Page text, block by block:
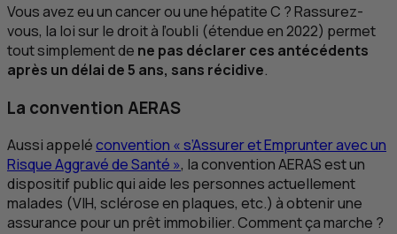
Vous avez eu un cancer ou une hépatite C ? Rassurez-
vous, la loi sur le droit à l’oubli (étendue en 2022) permet
tout simplement de ne pas déclarer ces antécédents
après un délai de 5 ans, sans récidive.
La convention AERAS
Aussi appeléconvention « s’Assurer et Emprunter avec un
Risque Aggravé de Santé », la conventionAERASest un
dispositif public qui aide les personnes actuellement
malades (VIH, sclérose en plaques, etc.) à obtenir une
assurance pour un prêt immobilier. Comment ça marche ?